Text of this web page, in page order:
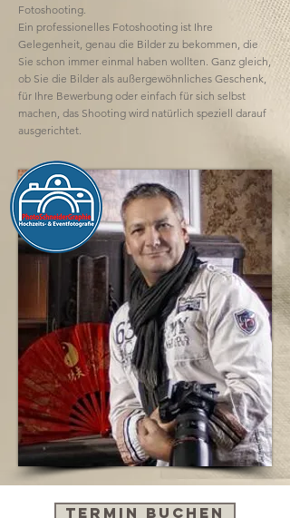
Fotoshooting.
Ein professionelles Fotoshooting ist Ihre
Gelegenheit, genau die Bilder zu bekommen, die
Sie schon immer einmal haben wollten. Ganz gleich,
ob Sie die Bilder als außergewöhnliches Geschenk,
für Ihre Bewerbung oder einfach für sich selbst
machen, das Shooting wird natürlich speziell darauf
ausgerichtet.
TERMIN BUCHEN